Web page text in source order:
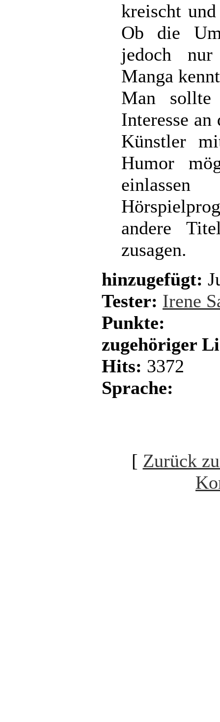
kreischt
Ob die
jedoch
Manga
Man sollte
Interesse an
Künstler
Humor
andere
zusagen.
hinzugefügt:
Tester: Irene
Punkte:
zugehöriger
Hits: 3372
Sprache:
[ Zurück